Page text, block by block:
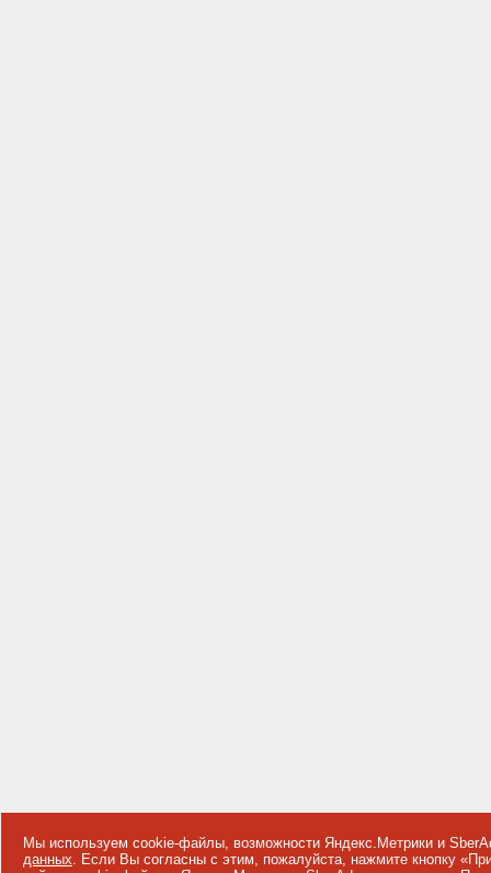
Мы используем cookie-файлы, возможности Яндекс.Метрики и
данных. Если Вы согласны с этим, пожалуйста, нажмите кнопку